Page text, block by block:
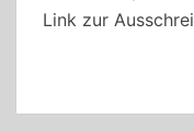
Link zur